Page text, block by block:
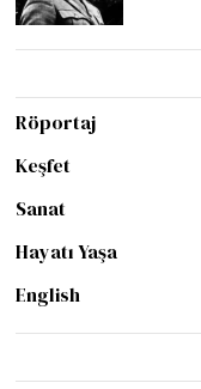
Röportaj
Keşfet
Sanat
Hayatı Yaşa
English